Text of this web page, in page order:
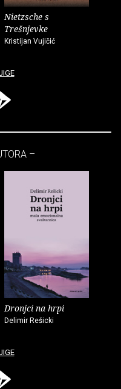
Nietzsche s
Trešnjevke
Kristijan Vujičić
–
Dronjci na hrpi
Delimir Rešicki